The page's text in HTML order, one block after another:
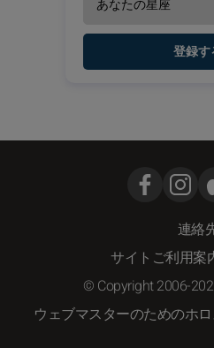
登録す
連絡
サイトご利用案
© Copyright 2006-
ウェブマスターのためのホ